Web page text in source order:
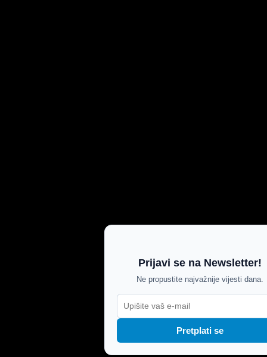
Prijavi se na Newsletter!
Ne propustite najvažnije vijesti dana.
Pretplati se